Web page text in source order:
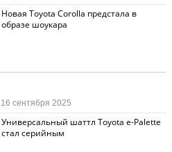
Новая Toyota Corolla предстала в
образе шоукара
Универсальный шаттл Toyota e-Palette
стал серийным
16 сентября 2025